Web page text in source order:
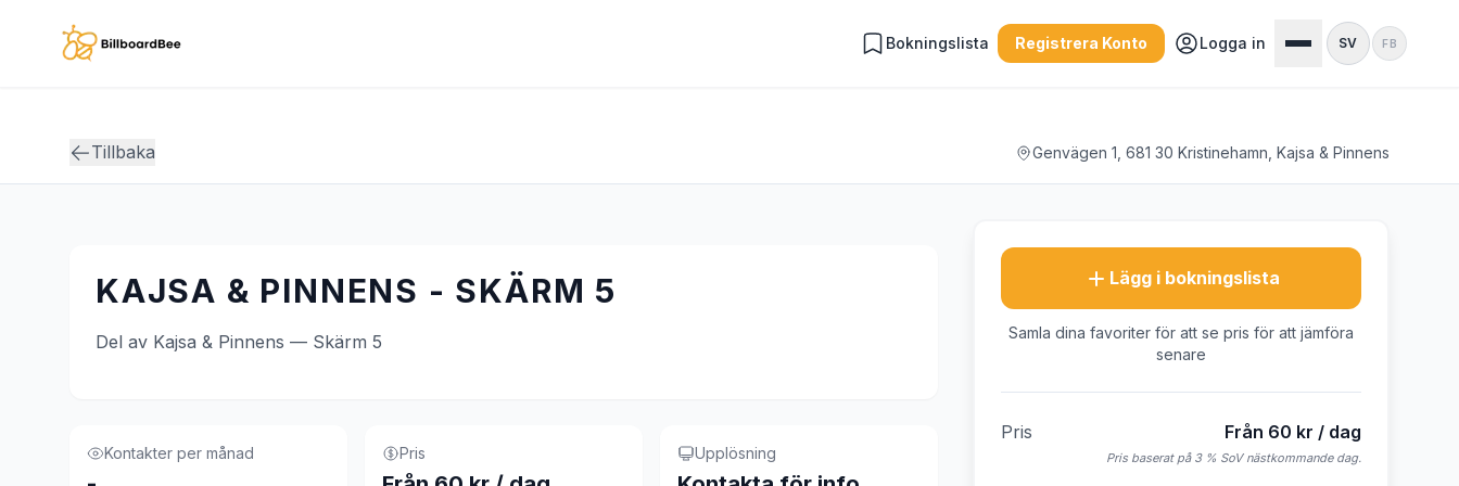
Bokningslista Registrera Konto Logga in SV FB
Tillbaka Genvägen 1, 681 30 Kristinehamn, Kajsa & Pinnens
KAJSA & PINNENS - SKÄRM 5
Del av Kajsa & Pinnens — Skärm 5
Kontakter per månad Pris Upplösning
Lägg i bokningslista
Samla dina favoriter för att se pris för att jämföra
senare
Pris Från 60 kr / dag
Pris baserat på 3 % SoV nästkommande dag.